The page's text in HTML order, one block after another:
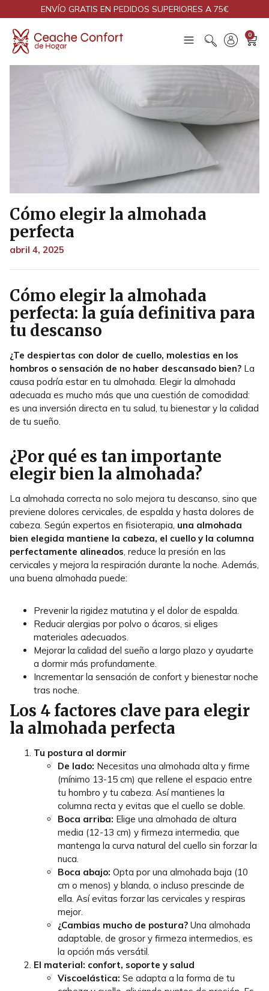
ENVÍO GRATIS EN PEDIDOS SUPERIORES A 75€
0
Cómo elegir la almohada
perfecta
abril 4, 2025
Cómo elegir la almohada
perfecta: la guía definitiva para
tu descanso
¿Te despiertas con dolor de cuello, molestias en los
hombros o sensación de no haber descansado bien? La
causa podría estar en tu almohada. Elegir la almohada
adecuada es mucho más que una cuestión de comodidad:
es una inversión directa en tu salud, tu bienestar y la calidad
de tu sueño.
¿Por qué es tan importante
elegir bien la almohada?
La almohada correcta no solo mejora tu descanso, sino que
previene dolores cervicales, de espalda y hasta dolores de
cabeza. Según expertos en fisioterapia, una almohada
bien elegida mantiene la cabeza, el cuello y la columna
perfectamente alineados, reduce la presión en las
cervicales y mejora la respiración durante la noche. Además,
una buena almohada puede:
Prevenir la rigidez matutina y el dolor de espalda.
Reducir alergias por polvo o ácaros, si eliges
materiales adecuados.
Mejorar la calidad del sueño a largo plazo y ayudarte
a dormir más profundamente.
Incrementar la sensación de confort y bienestar noche
tras noche.
Los 4 factores clave para elegir
la almohada perfecta
Tu postura al dormir
De lado: Necesitas una almohada alta y firme
(mínimo 13-15 cm) que rellene el espacio entre
tu hombro y tu cabeza. Así mantienes la
columna recta y evitas que el cuello se doble.
Boca arriba: Elige una almohada de altura
media (12-13 cm) y firmeza intermedia, que
mantenga la curva natural del cuello sin forzar la
nuca.
Boca abajo: Opta por una almohada baja (10
cm o menos) y blanda, o incluso prescinde de
ella. Así evitas forzar las cervicales y respiras
mejor.
¿Cambias mucho de postura? Una almohada
adaptable, de grosor y firmeza intermedios, es
la opción más versátil.
El material: confort, soporte y salud
Viscoelástica: Se adapta a la forma de tu